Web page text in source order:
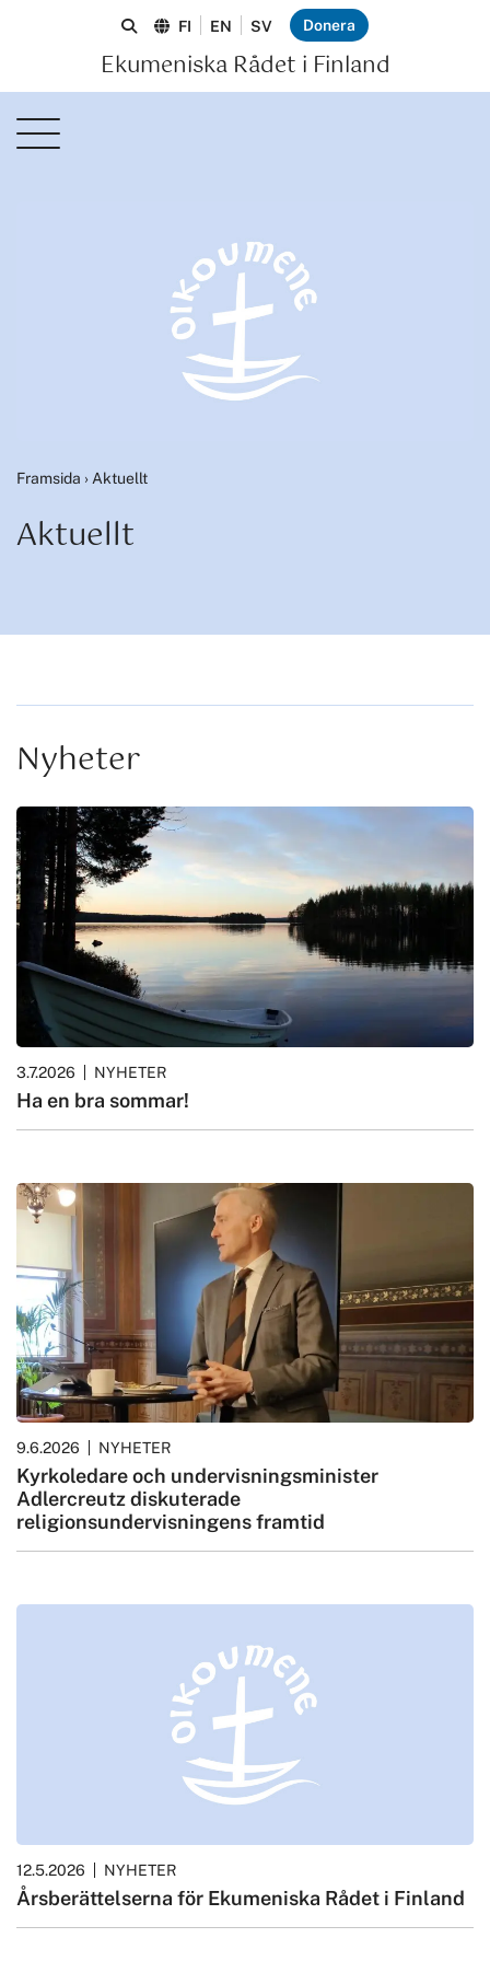
Ekumeniska Rådet i Finland
FI EN SV Donera
Framsida ›Aktuellt
Aktuellt
Nyheter
3.7.2026 NYHETER
Ha en bra sommar!
9.6.2026 NYHETER
Kyrkoledare och undervisningsminister
Adlercreutz diskuterade
religionsundervisningens framtid
12.5.2026 NYHETER
Årsberättelserna för Ekumeniska Rådet i Finland